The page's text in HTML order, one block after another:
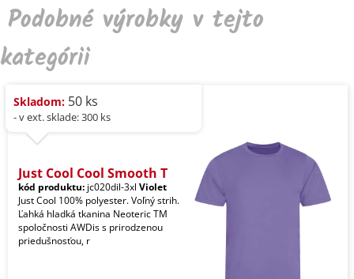
Podobné výrobky v tejto
kategórii
Skladom: 50 ks
- v ext. sklade: 300 ks
Just Cool Cool Smooth T
kód produktu: jc020dil-3xl Violet
Just Cool 100% polyester. Voľný strih.
Ľahká hladká tkanina Neoteric TM
spoločnosti AWDis s prirodzenou
priedušnosťou, r